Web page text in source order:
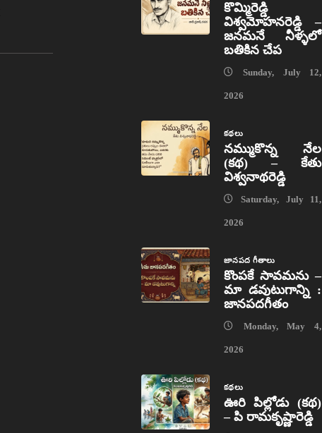
కొమ్మిరెడ్డి
విశ్వమోహనరెడ్డి –
జనమనే నీళ్ళలో
బతికిన చేప
Sunday, July 12,
2026
కథలు
నమ్ముకొన్న నేల
(కథ) – కేతు
విశ్వనాథరెడ్డి
Saturday, July 11,
2026
జానపద గీతాలు
కొంపకే సావమను –
మా డవుటుగాన్ని :
జానపదగీతం
Monday, May 4,
2026
కథలు
ఊరి పిల్లోడు (కథ)
– పి రామకృష్ణారెడ్డి